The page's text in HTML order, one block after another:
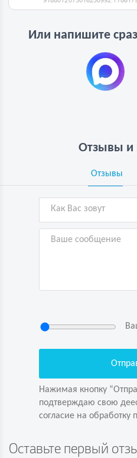
Или напишите
Отзывы и
Отзывы
Нажимая кнопку
подтверждаю свою
согласие на
Оставьте первый
Нажимая кнопку
согласие на обработку
Задайте вопрос